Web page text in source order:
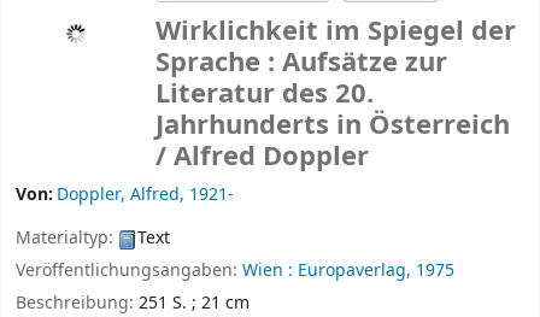
Wirklichkeit im Spiegel der
Sprache : Aufsätze zur
Literatur des 20.
Jahrhunderts in Österreich
/Alfred Doppler
Von: Doppler, Alfred, 1921-
Materialtyp:
Text
Veröffentlichungsangaben: Wien : Europaverlag, 1975
Beschreibung: 251 S. ; 21 cm